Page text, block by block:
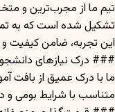
تیم ما از مجرب‌ترین و
تشکیل شده است که به
این تجربه، ضامن کیفیت و
### درک نیازهای
ما با درک عمیق از بافت
متناسب با شرایط بومی و